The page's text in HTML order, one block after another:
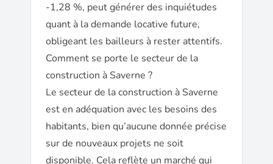
-1,28 %, peut générer des inquiétudes
quant à la demande locative future,
obligeant les bailleurs à rester attentifs.
Comment se porte le secteur de la
construction à Saverne ?
Le secteur de la construction à Saverne
est en adéquation avec les besoins des
habitants, bien qu’aucune donnée précise
sur de nouveaux projets ne soit
disponible. Cela reflète un marché qui